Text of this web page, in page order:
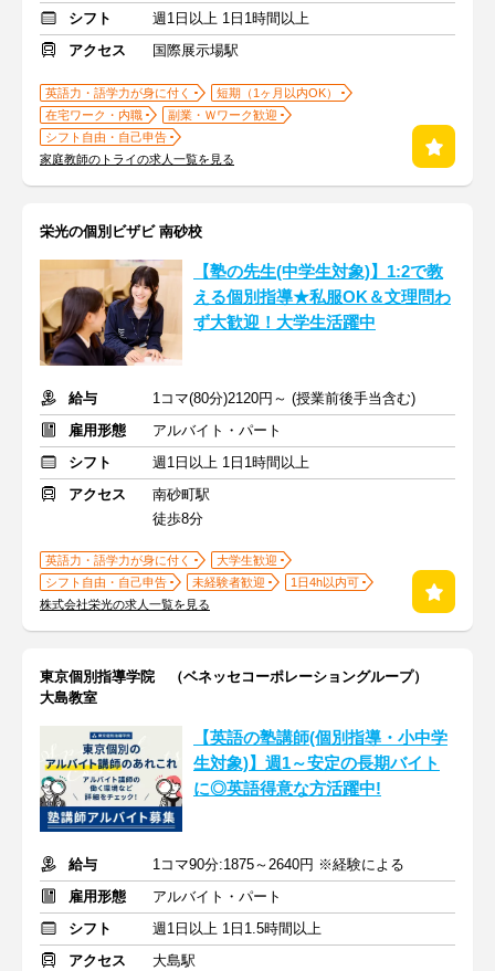
シフト
週1日以上 1日1時間以上
アクセス
国際展示場駅
英語力・語学力が身に付く
短期（1ヶ月以内OK）
在宅ワーク・内職
副業・Ｗワーク歓迎
シフト自由・自己申告
家庭教師のトライの求人一覧を見る
栄光の個別ビザビ 南砂校
【塾の先生(中学生対象)】1:2で教
える個別指導★私服OK＆文理問わ
ず大歓迎！大学生活躍中
給与
1コマ(80分)2120円～ (授業前後手当含む)
雇用形態
アルバイト・パート
シフト
週1日以上 1日1時間以上
アクセス
南砂町駅
徒歩8分
英語力・語学力が身に付く
大学生歓迎
シフト自由・自己申告
未経験者歓迎
1日4h以内可
株式会社栄光の求人一覧を見る
東京個別指導学院 （ベネッセコーポレーショングループ）
大島教室
【英語の塾講師(個別指導・小中学
生対象)】週1～安定の長期バイト
に◎英語得意な方活躍中!
給与
1コマ90分:1875～2640円 ※経験による
雇用形態
アルバイト・パート
シフト
週1日以上 1日1.5時間以上
アクセス
大島駅